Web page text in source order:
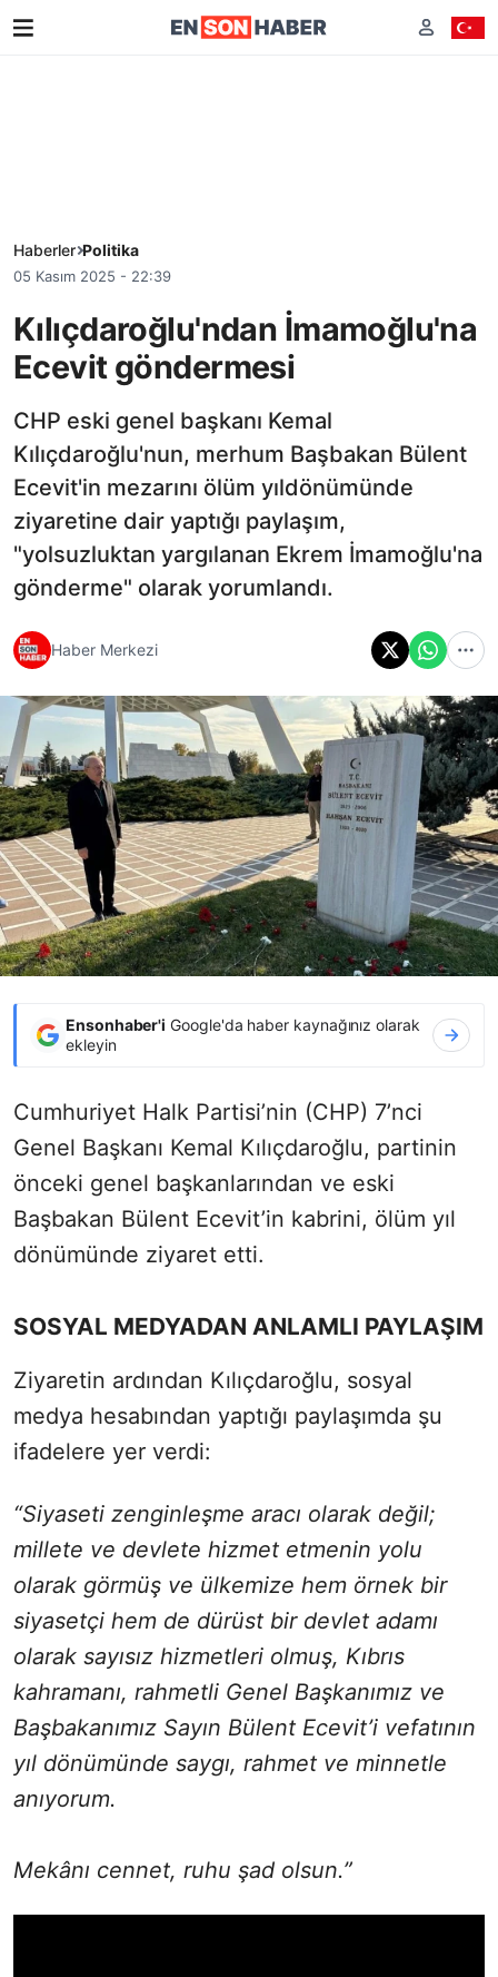
Haberler Politika
05 Kasım 2025 - 22:39
Kılıçdaroğlu'ndan İmamoğlu'na
Ecevit göndermesi
CHP eski genel başkanı Kemal
Kılıçdaroğlu'nun, merhum Başbakan Bülent
Ecevit'in mezarını ölüm yıldönümünde
ziyaretine dair yaptığı paylaşım,
"yolsuzluktan yargılanan Ekrem İmamoğlu'na
gönderme" olarak yorumlandı.
Haber Merkezi
Ensonhaber'i Google'da haber kaynağınız olarak
ekleyin
Cumhuriyet Halk Partisi’nin (CHP) 7’nci
Genel Başkanı Kemal Kılıçdaroğlu, partinin
önceki genel başkanlarından ve eski
Başbakan Bülent Ecevit’in kabrini, ölüm yıl
dönümünde ziyaret etti.
SOSYAL MEDYADAN ANLAMLI PAYLAŞIM
Ziyaretin ardından Kılıçdaroğlu, sosyal
medya hesabından yaptığı paylaşımda şu
ifadelere yer verdi:
“Siyaseti zenginleşme aracı olarak değil;
millete ve devlete hizmet etmenin yolu
olarak görmüş ve ülkemize hem örnek bir
siyasetçi hem de dürüst bir devlet adamı
olarak sayısız hizmetleri olmuş, Kıbrıs
kahramanı, rahmetli Genel Başkanımız ve
Başbakanımız Sayın Bülent Ecevit’i vefatının
yıl dönümünde saygı, rahmet ve minnetle
anıyorum.
Mekânı cennet, ruhu şad olsun.”